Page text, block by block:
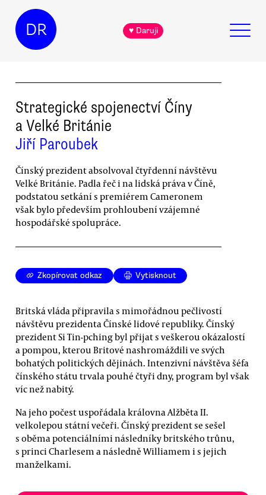
DR ♥ Daruji
Strategické spojenectví Číny
a Velké Británie
Jiří Paroubek
Čínský prezident absolvoval čtyřdenní návštěvu
Velké Británie. Padla řeč i na lidská práva v Číně,
podstatou setkání s premiérem Cameronem
však bylo především prohloubení vzájemné
hospodářské spolupráce.
Zkopírovat odkaz Vytisknout
Britská vláda připravila s mimořádnou pečlivostí
návštěvu prezidenta Čínské lidové republiky. Čínský
prezident Si Tin-pching byl přijat s veškerou okázalostí
a pompou, kterou Britové nashromáždili ve svých
bohatých politických dějinách. Intenzivní návštěva šéfa
čínského státu trvala pouhé čtyři dny, program byl však
víc než nabitý.
Na jeho počest uspořádala královna Alžběta II.
velkolepou státní večeři. Čínský prezident se sešel
s oběma potenciálními následníky britského trůnu,
s princi Charlesem a následně Williamem i s jejich
manželkami.